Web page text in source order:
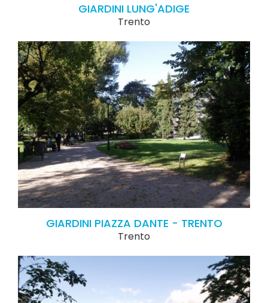
GIARDINI LUNG'ADIGE
Trento
GIARDINI PIAZZA DANTE - TRENTO
Trento